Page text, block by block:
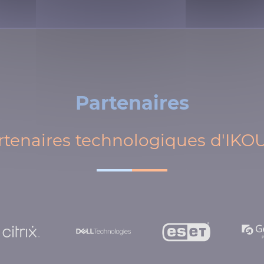
Partenaires
technologiques